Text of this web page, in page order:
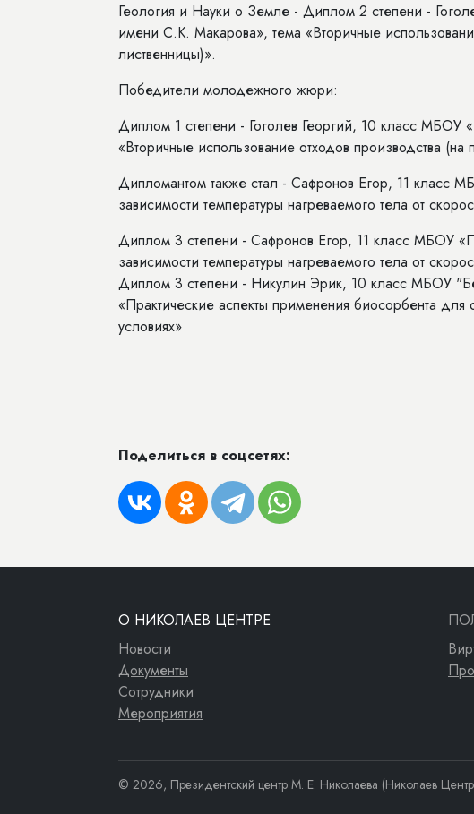
Геология и Науки о Земле - Диплом 2 степени -
имени С.К. Макарова», тема «Вторичные
лиственницы)».
Победители молодежного жюри:
Диплом 1 степени - Гоголев Георгий, 10 класс МБОУ
«Вторичные использование отходов производства
Дипломантом также стал - Сафронов Егор, 11 класс
зависимости температуры нагреваемого тела от
Диплом 3 степени - Сафронов Егор, 11 класс МБОУ
зависимости температуры нагреваемого тела от
Диплом 3 степени - Никулин Эрик, 10 класс МБОУ
«Практические аспекты применения биосорбента для
условиях»
Поделиться в соцсетях:
О НИКОЛАЕВ ЦЕНТРЕ
Новости
Документы
Сотрудники
Мероприятия
© 2026, Президентский центр М. Е. Николаева (Николаев